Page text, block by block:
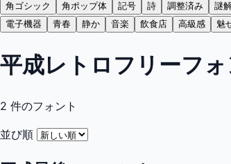
角ゴシック
角ポップ体 記号 詩 調整済み 謎
電子機器
青春 静か 音楽 飲食店 高級感 魅
平成レトロフリーフ
2 件のフォント
並び順